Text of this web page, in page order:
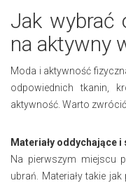
Jak wybrać
na aktywny
Moda i aktywność
odpowiednich tkanin,
aktywność. Warto
Materiały oddychające
Na pierwszym miejscu
ubrań. Materiały takie